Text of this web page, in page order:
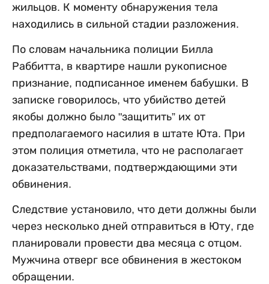
жильцов. К моменту обнаружения тела
находились в сильной стадии разложения.
По словам начальника полиции Билла
Раббитта, в квартире нашли рукописное
признание, подписанное именем бабушки. В
записке говорилось, что убийство детей
якобы должно было "защитить” их от
предполагаемого насилия в штате Юта. При
этом полиция отметила, что не располагает
доказательствами, подтверждающими эти
обвинения.
Следствие установило, что дети должны были
через несколько дней отправиться в Юту, где
планировали провести два месяца с отцом.
Мужчина отверг все обвинения в жестоком
обращении.